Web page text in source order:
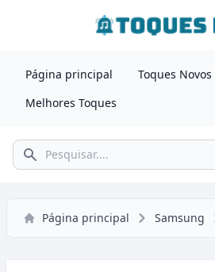
Página principal
Toques Novos
Melhores Toques
Pesquisar
Página principal Samsung